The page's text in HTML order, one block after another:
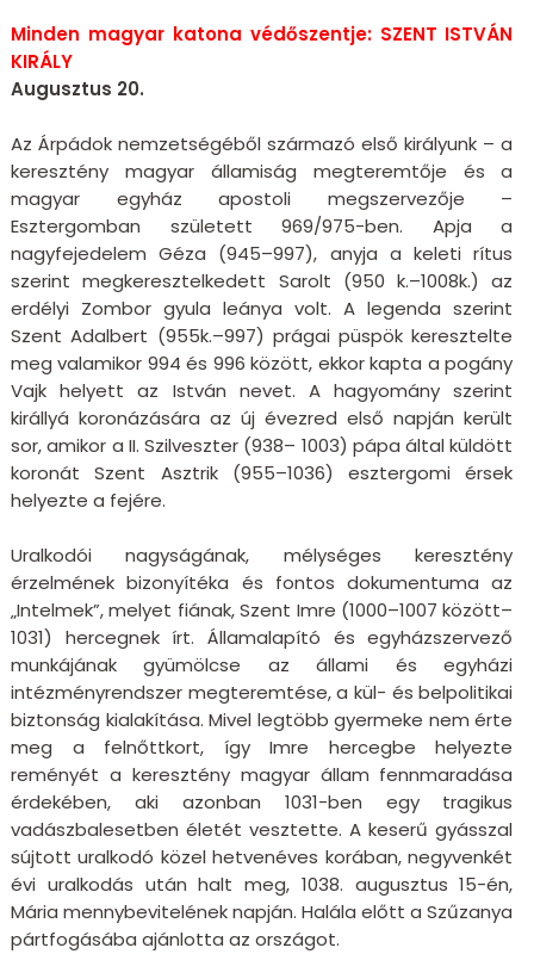
Minden magyar katona védőszentje: SZENT ISTVÁN
KIRÁLY
Augusztus 20.
Az Árpádok nemzetségéből származó első királyunk – a
keresztény magyar államiság megteremtője és a
magyar egyház apostoli megszervezője –
Esztergomban született 969/975-ben. Apja a
nagyfejedelem Géza (945–997), anyja a keleti rítus
szerint megkeresztelkedett Sarolt (950 k.–1008k.) az
erdélyi Zombor gyula leánya volt. A legenda szerint
Szent Adalbert (955k.–997) prágai püspök keresztelte
meg valamikor 994 és 996 között, ekkor kapta a pogány
Vajk helyett az István nevet. A hagyomány szerint
királlyá koronázására az új évezred első napján került
sor, amikor a II. Szilveszter (938– 1003) pápa által küldött
koronát Szent Asztrik (955–1036) esztergomi érsek
helyezte a fejére.
Uralkodói nagyságának, mélységes keresztény
érzelmének bizonyítéka és fontos dokumentuma az
„Intelmek”, melyet fiának, Szent Imre (1000–1007 között–
1031) hercegnek írt. Államalapító és egyházszervező
munkájának gyümölcse az állami és egyházi
intézményrendszer megteremtése, a kül- és belpolitikai
biztonság kialakítása. Mivel legtöbb gyermeke nem érte
meg a felnőttkort, így Imre hercegbe helyezte
reményét a keresztény magyar állam fennmaradása
érdekében, aki azonban 1031-ben egy tragikus
vadászbalesetben életét vesztette. A keserű gyásszal
sújtott uralkodó közel hetvenéves korában, negyvenkét
évi uralkodás után halt meg, 1038. augusztus 15-én,
Mária mennybevitelének napján. Halála előtt a Szűzanya
pártfogásába ajánlotta az országot.